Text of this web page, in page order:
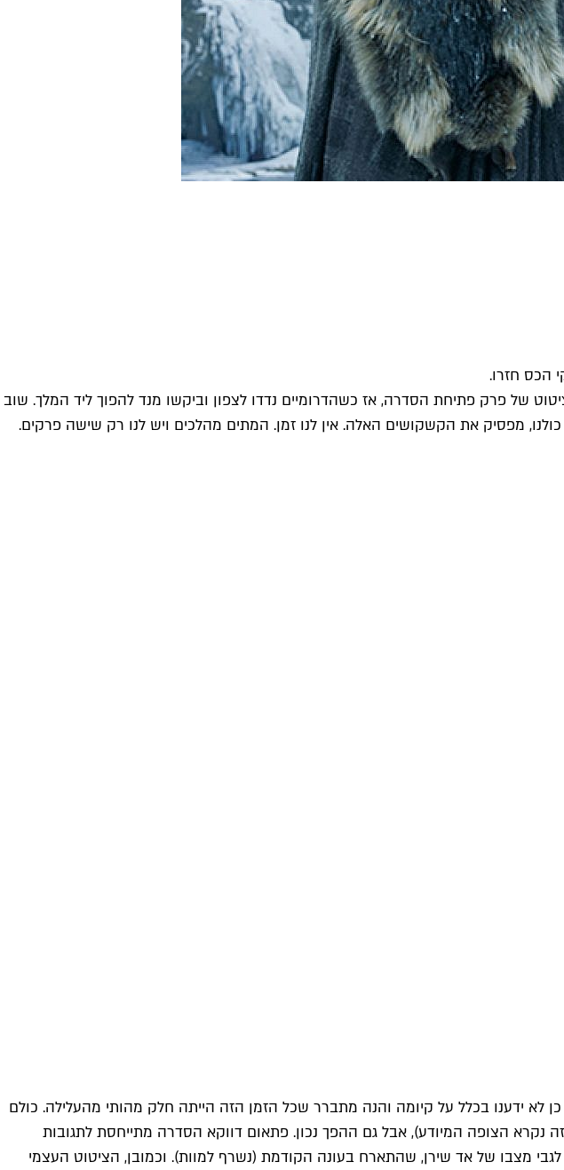
הכס חזרו.
של פרק פתיחת הסדרה, אז כשהדרומיים נדדו לצפון וביקשו מנד להפוך ליד המלך. שוב
מפסיק את הקשקושים האלה. אין לנו זמן. המתים מהלכים ויש לנו רק שישה פרקים.
כן לא ידענו בכלל על קיומה והנה מתברר שכל הזמן הזה הייתה חלק מהותי מהעלילה. כולם
הצופה המיודע), אבל גם ההפך נכון. פתאום דווקא הסדרה מתייחסת לתגובות
מצבו של אד שירן, שהתארח בעונה הקודמת (נשרף למוות). וכמובן, הציטוט העצמי